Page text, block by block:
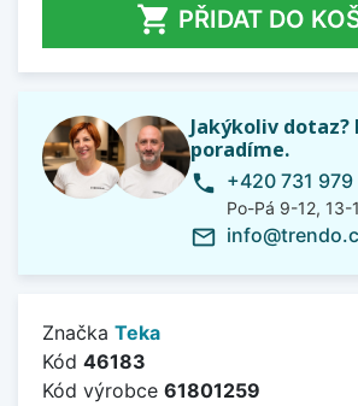
 PŘIDAT DO
Jakýkoliv dotaz?
poradíme.
phone +420 731 979
Po-Pá 9-12, 13-
mail_outline
Značka Teka
Kód 46183
Kód výrobce 61801259